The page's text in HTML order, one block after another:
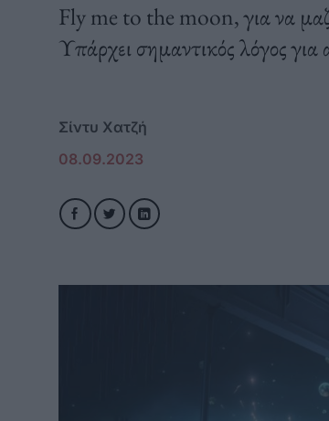
Fly me to the moon, για να
Υπάρχει σημαντικός λόγος για
Σίντυ Χατζή
08.09.2023